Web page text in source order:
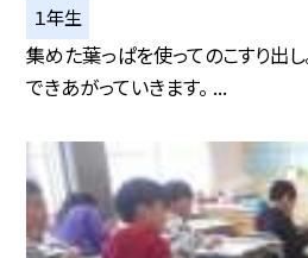
１年生
集めた葉っぱを使ってのこすり出
できあがっていきます。 ...